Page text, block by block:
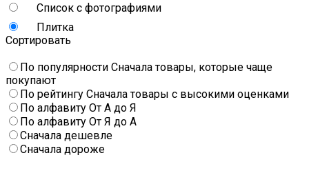
Список с фотографиями
Плитка
Сортировать
По популярности Сначала товары, которые чаще
покупают
По рейтингу Сначала товары с высокими оценками
По алфавиту От А до Я
По алфавиту От Я до А
Сначала дешевле
Сначала дороже